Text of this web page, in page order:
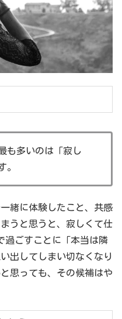
も多いのは「寂し
。
緒に体験したこと、共感
うと思うと、寂しくて仕
過ごすことに「本当は隣
出してしまい切なくなり
思っても、その候補はや